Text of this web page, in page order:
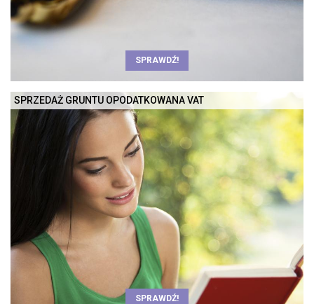
SPRAWDŹ!
SPRZEDAŻ GRUNTU OPODATKOWANA VAT
SPRAWDŹ!